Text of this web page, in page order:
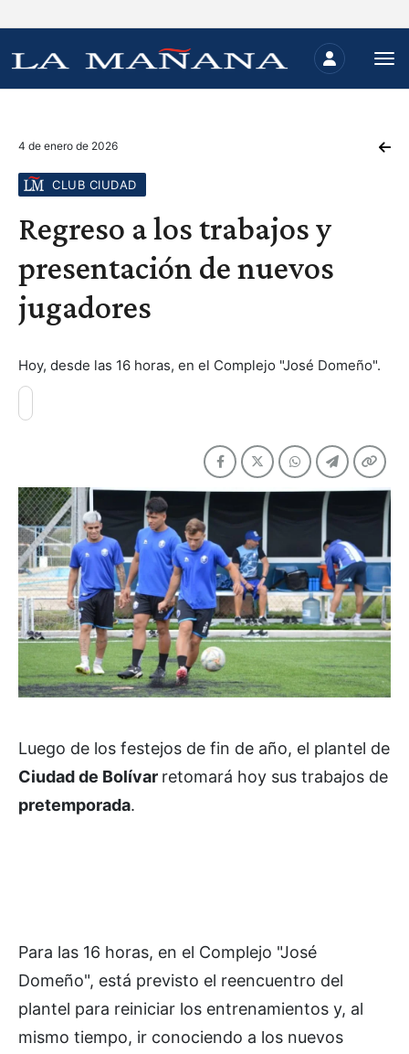
4 de enero de 2026
CLUB CIUDAD
Regreso a los trabajos y
presentación de nuevos
jugadores
Hoy, desde las 16 horas, en el Complejo "José Domeño".
Luego de los festejos de fin de año, el plantel de
Ciudad de Bolívar retomará hoy sus trabajos de
pretemporada.
Para las 16 horas, en el Complejo "José
Domeño", está previsto el reencuentro del
plantel para reiniciar los entrenamientos y, al
mismo tiempo, ir conociendo a los nuevos